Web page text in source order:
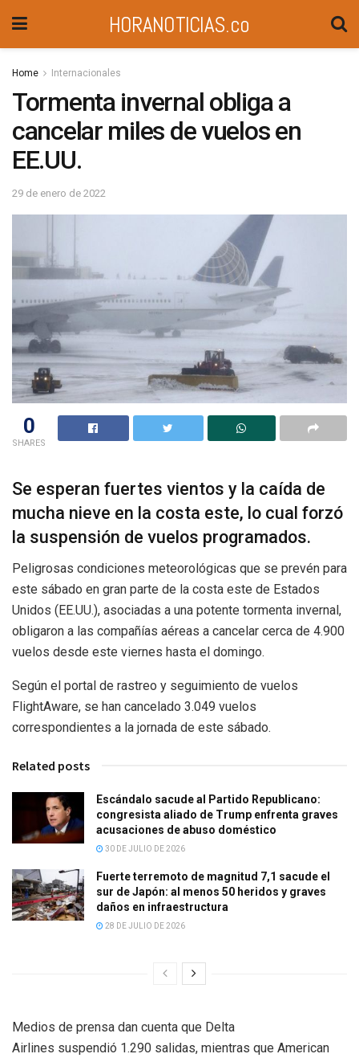
HORANOTICIAS.co
Home Internacionales
Tormenta invernal obliga a
cancelar miles de vuelos en
EE.UU.
29 de enero de 2022
0
SHARES
Se esperan fuertes vientos y la caída de
mucha nieve en la costa este, lo cual forzó
la suspensión de vuelos programados.
Peligrosas condiciones meteorológicas que se prevén para
este sábado en gran parte de la costa este de Estados
Unidos (EE.UU.), asociadas a una potente tormenta invernal,
obligaron a las compañías aéreas a cancelar cerca de 4.900
vuelos desde este viernes hasta el domingo.
Según el portal de rastreo y seguimiento de vuelos
FlightAware, se han cancelado 3.049 vuelos
correspondientes a la jornada de este sábado.
Related posts
Escándalo sacude al Partido Republicano:
congresista aliado de Trump enfrenta graves
acusaciones de abuso doméstico
30 DE JULIO DE 2026
Fuerte terremoto de magnitud 7,1 sacude el
sur de Japón: al menos 50 heridos y graves
daños en infraestructura
28 DE JULIO DE 2026
Medios de prensa dan cuenta que Delta
Airlines suspendió 1.290 salidas, mientras que American